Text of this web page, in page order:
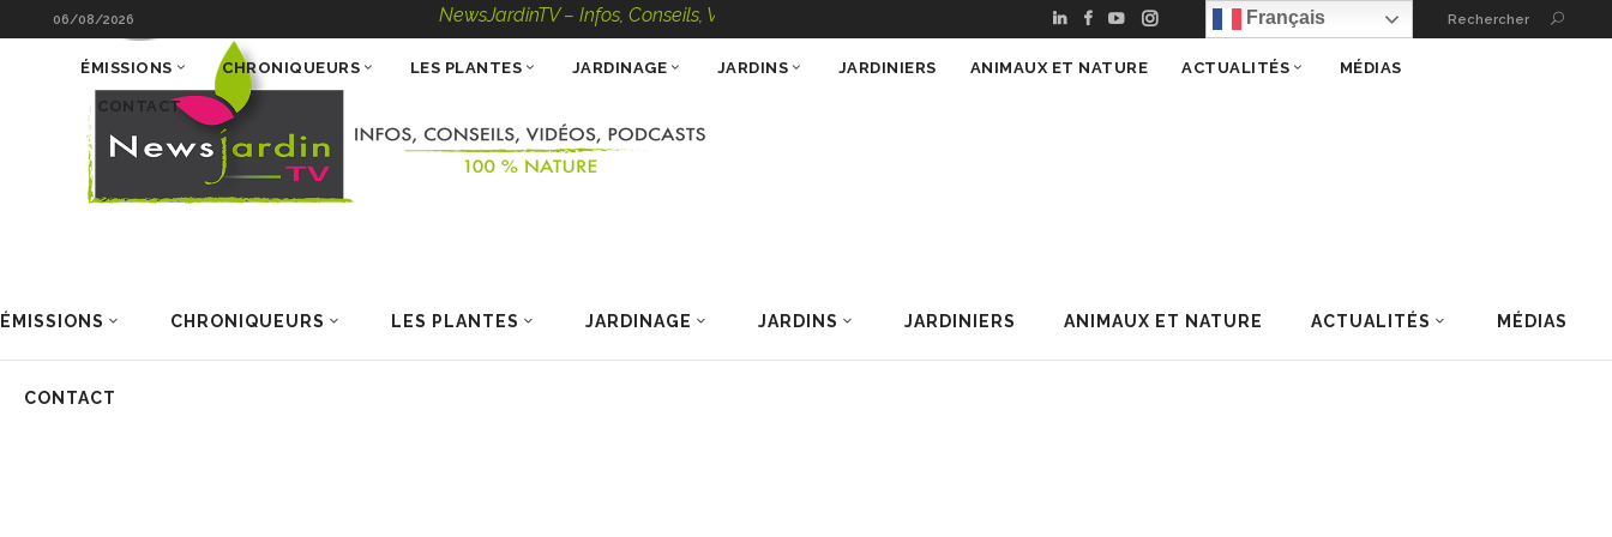
06/08/2026 NewsJardinTV – Infos, Conseils, Vidéos, Podcasts – 100 % Nature Français Rechercher
ÉMISSIONS CHRONIQUEURS LES PLANTES JARDINAGE JARDINS JARDINIERS ANIMAUX ET NATURE ACTUALITÉS MÉDIAS
CONTACT
ÉMISSIONS CHRONIQUEURS LES PLANTES JARDINAGE JARDINS JARDINIERS ANIMAUX ET NATURE ACTUALITÉS MÉDIAS
CONTACT